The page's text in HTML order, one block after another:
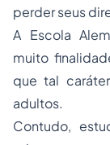
perder seus
A Escola
muito
que tal
adultos.
Contudo,